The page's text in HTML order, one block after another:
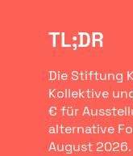
TL;DR
Die Stiftung
Kollektive
€ für
alternative
August 2026.